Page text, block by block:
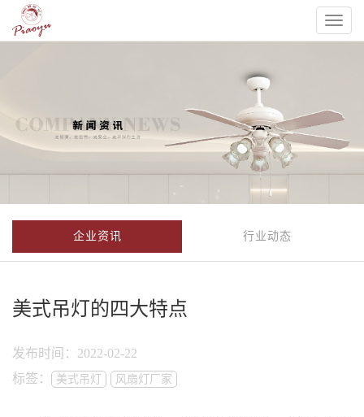
Toggle
企业资讯 行业动态
美式吊灯的四大特点
发布时间：2022-02-22
标签：
美式吊灯 风扇灯厂家